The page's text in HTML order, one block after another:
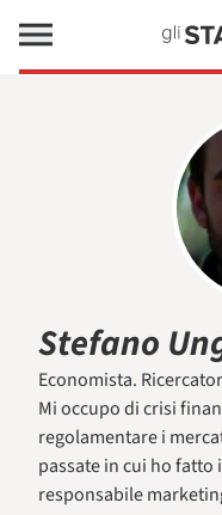
Stefano
Economista.
Mi occupo di crisi
regolamentare i
passate in cui ho
responsabile